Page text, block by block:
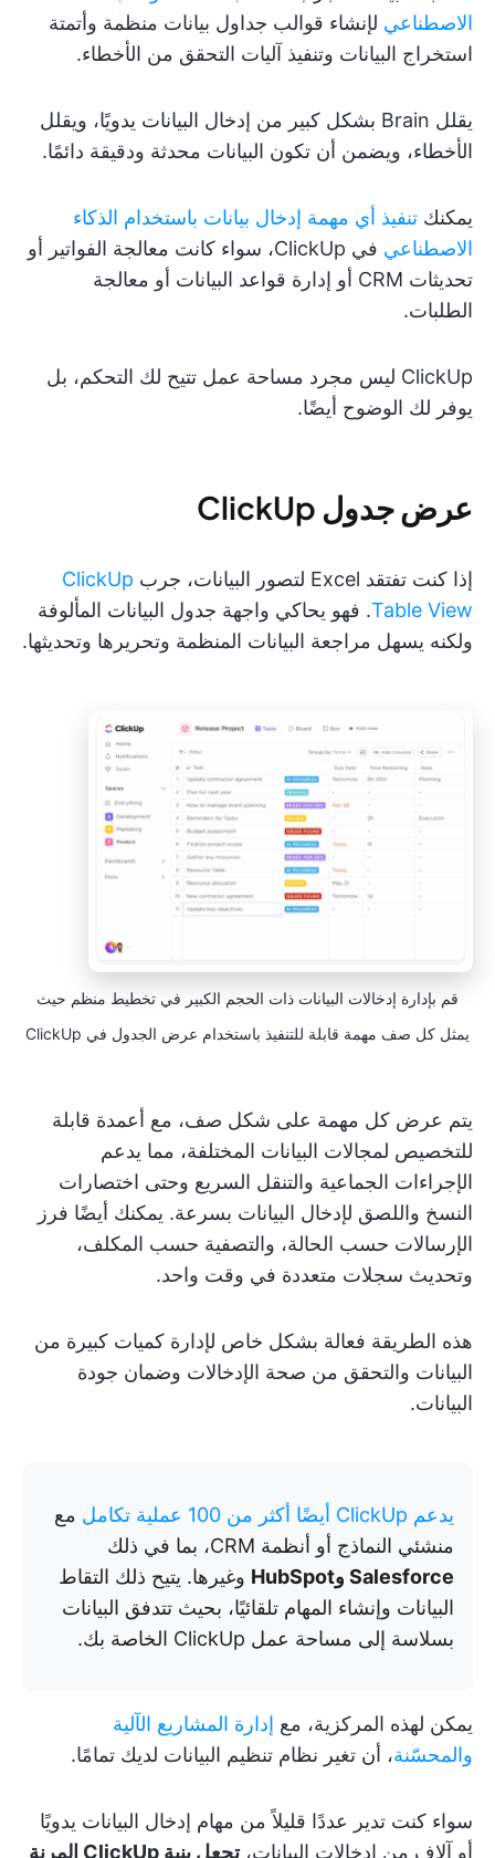
الاصطناعي لإنشاء قوالب جداول بيانات منظمة وأتمتة
استخراج البيانات وتنفيذ آليات التحقق من الأخطاء.
يقلل Brain بشكل كبير من إدخال البيانات يدويًا، ويقلل
الأخطاء، ويضمن أن تكون البيانات محدثة ودقيقة دائمًا.
يمكنك تنفيذ أي مهمة إدخال بيانات باستخدام الذكاء
الاصطناعي
في ClickUp، سواء كانت معالجة الفواتير أو
تحديثات CRM أو إدارة قواعد البيانات أو معالجة
الطلبات.
ClickUp ليس مجرد مساحة عمل تتيح لك التحكم، بل
يوفر لك الوضوح أيضًا.
عرض جدول ClickUp
إذا كنت تفتقد Excel لتصور البيانات، جرب
ClickUp
Table View. فهو يحاكي واجهة جدول البيانات المألوفة
ولكنه يسهل مراجعة البيانات المنظمة وتحريرها وتحديثها.
قم بإدارة إدخالات البيانات ذات الحجم الكبير في تخطيط منظم حيث
يمثل كل صف مهمة قابلة للتنفيذ باستخدام عرض الجدول في ClickUp
يتم عرض كل مهمة على شكل صف، مع أعمدة قابلة
للتخصيص لمجالات البيانات المختلفة، مما يدعم
الإجراءات الجماعية والتنقل السريع وحتى اختصارات
النسخ واللصق لإدخال البيانات بسرعة. يمكنك أيضًا فرز
الإرسالات حسب الحالة، والتصفية حسب المكلف،
وتحديث سجلات متعددة في وقت واحد.
هذه الطريقة فعالة بشكل خاص لإدارة كميات كبيرة من
البيانات والتحقق من صحة الإدخالات وضمان جودة
البيانات.
يدعم ClickUp أيضًا أكثر من 100 عملية تكامل
مع
منشئي النماذج أو أنظمة CRM، بما في ذلك
Salesforce وHubSpot
وغيرها. يتيح ذلك التقاط
البيانات وإنشاء المهام تلقائيًا، بحيث تتدفق البيانات
بسلاسة إلى مساحة عمل ClickUp الخاصة بك.
يمكن لهذه المركزية، مع إدارة المشاريع الآلية
والمحسّنة، أن تغير نظام تنظيم البيانات لديك تمامًا.
سواء كنت تدير عددًا قليلاً من مهام إدخال البيانات يدويًا
أو آلاف من إدخالات البيانات،
تجعل بنية ClickUp المرنة